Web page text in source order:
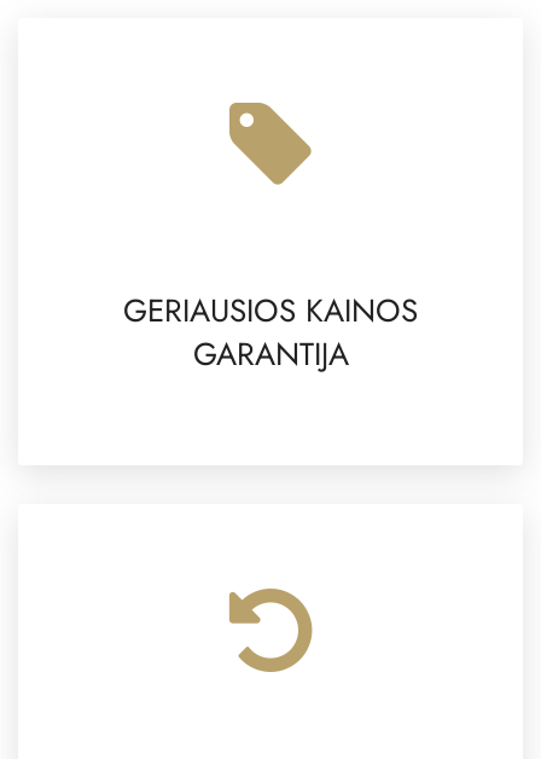
GERIAUSIOS KAINOS
GARANTIJA